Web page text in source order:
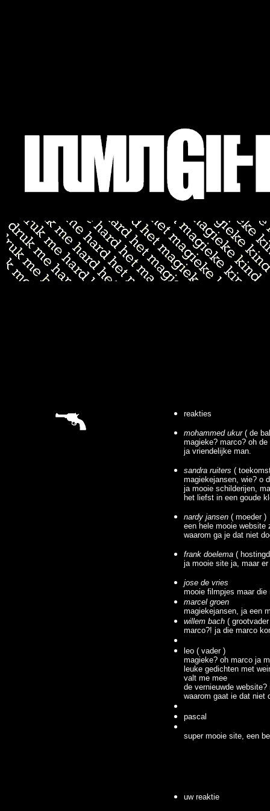
reakties
mohammed ukur( de
magieke? marco? oh de
ja vriendelijke man.
sandra ruiters (
magiekejansen, wie? o
ja mooie schilderijen,
het liefst in een goude
nardy jansen ( moeder )
een hele mooie website
waarom ga je dat niet
frank doelema (
ja mooie site ja, maar
jose de vries
mooie filmpjes maar die
marcel groen
magiekejansen, ja een
willem bach (
marco?! ja die marco
leo ( vader )
magieke? oh marco ja
leuke gedichten met
valt me mee
de vernieuwde
waarom gaat ie dat niet
pascal
super mooie site, een
uw reaktie